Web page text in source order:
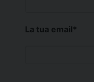
La tua email*